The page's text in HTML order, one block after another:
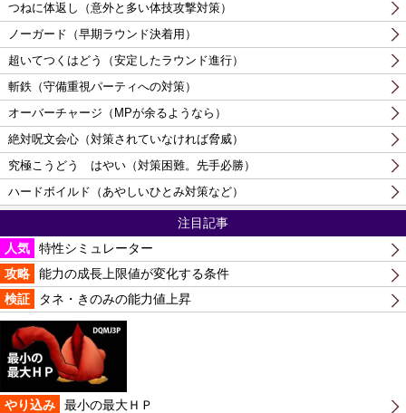
つねに体返し（意外と多い体技攻撃対策）
ノーガード（早期ラウンド決着用）
超いてつくはどう（安定したラウンド進行）
斬鉄（守備重視パーティへの対策）
オーバーチャージ（MPが余るようなら）
絶対呪文会心（対策されていなければ脅威）
究極こうどう はやい（対策困難。先手必勝）
ハードボイルド（あやしいひとみ対策など）
注目記事
人気
特性シミュレーター
攻略
能力の成長上限値が変化する条件
検証
タネ・きのみの能力値上昇
やり込み 最小の最大ＨＰ